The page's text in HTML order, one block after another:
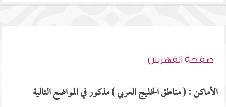
صفحة الفهرس
الأماكن : ( مناطق الخليج العربي ) مذكور في المواضع التالية